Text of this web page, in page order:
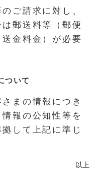
ご請求に対し、
郵送料等（郵便
金料金）が必要
ついて
まの情報につき
報の公知性等を
して上記に準じ
以上